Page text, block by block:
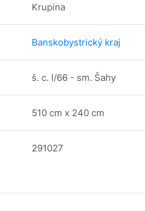
Krupina
Banskobystrický kraj
š. c. I/66 - sm. Šahy
510 cm x 240 cm
291027